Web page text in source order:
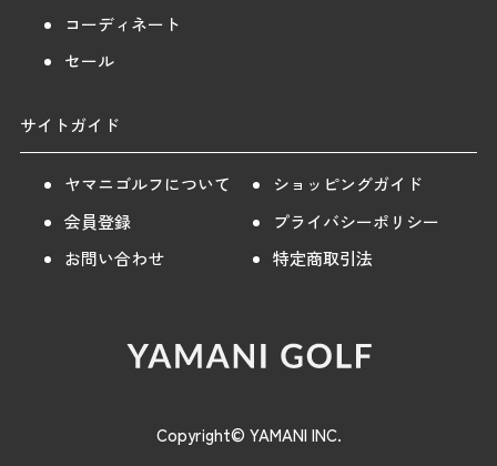
コーディネート
セール
サイトガイド
ヤマニゴルフについて
ショッピングガイド
会員登録
プライバシーポリシー
お問い合わせ
特定商取引法
Copyright© YAMANI INC.